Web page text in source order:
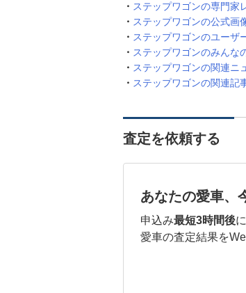
ステップワゴンの専門家
ステップワゴンの公式画
ステップワゴンのユーザ
ステップワゴンのみんな
ステップワゴンの関連ニ
ステップワゴンの関連記
査定を依頼する
あなたの愛車、
申込み最短3時間後に
愛車の査定結果を